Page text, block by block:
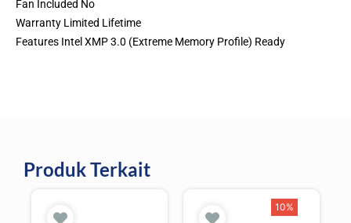
Fan Included No
Warranty Limited Lifetime
Features Intel XMP 3.0 (Extreme Memory Profile) Ready
Produk Terkait
10%